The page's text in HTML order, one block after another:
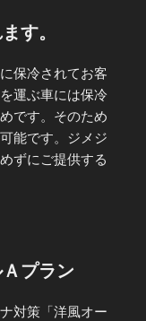
す。
保冷されてお客
運ぶ車には保冷
です。そのため
能です。ジメジ
ずにご提供する
プラン
対策「洋風オー